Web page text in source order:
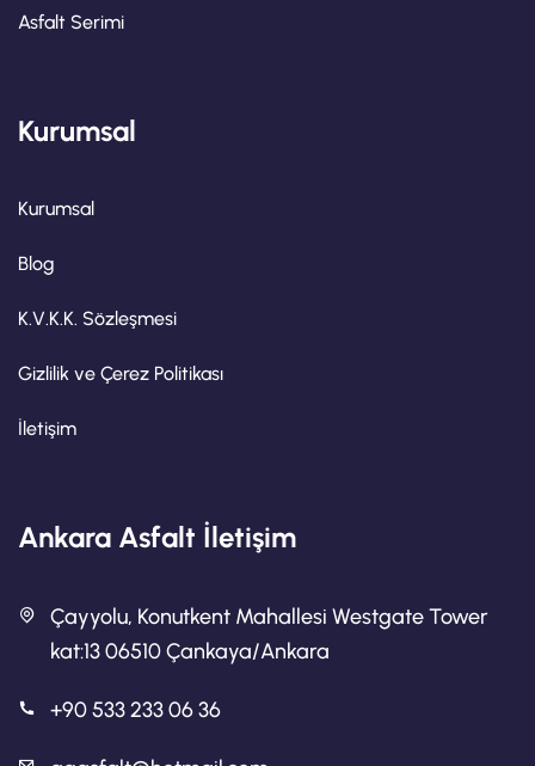
Asfalt Serimi
Kurumsal
Kurumsal
Blog
K.V.K.K. Sözleşmesi
Gizlilik ve Çerez Politikası
İletişim
Ankara Asfalt İletişim
Çayyolu, Konutkent Mahallesi Westgate Tower
kat:13 06510 Çankaya/Ankara
+90 533 233 06 36